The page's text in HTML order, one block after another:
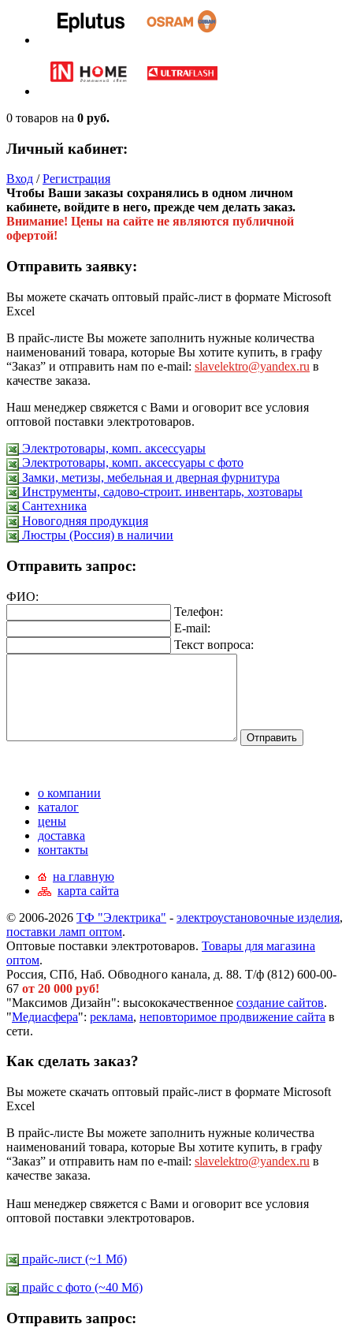
0 товаров на 0 руб.
Личный кабинет:
Вход /Регистрация
Чтобы Ваши заказы сохранялись в одном личном
кабинете, войдите в него, прежде чем делать заказ.
Внимание! Цены на сайте не являются публичной
офертой!
Отправить заявку:
Вы можете скачать оптовый прайс-лист в формате Microsoft
Excel
В прайс-листе Вы можете заполнить нужные количества
наименований товара, которые Вы хотите купить, в графу
“Заказ” и отправить нам по e-mail: slavelektro@yandex.ru в
качестве заказа.
Наш менеджер свяжется с Вами и оговорит все условия
оптовой поставки электротоваров.
Электротовары, комп. аксессуары
Электротовары, комп. аксессуары с фото
Замки, метизы, мебельная и дверная фурнитура
Инструменты, садово-строит. инвентарь, хозтовары
Сантехника
Новогодняя продукция
Люстры (Россия) в наличии
Отправить запрос:
ФИО:
Телефон:
E-mail:
Текст вопроса:
о компании
каталог
цены
доставка
контакты
на главную
карта сайта
© 2006-2026 ТФ "Электрика" - электроустановочные изделия,
поставки ламп оптом.
Оптовые поставки электротоваров. Товары для магазина
оптом.
Россия, СПб, Наб. Обводного канала, д. 88. Т/ф (812) 600-00-
67 от 20 000 руб!
"Максимов Дизайн": высококачественное создание сайтов.
"Медиасфера": реклама, неповторимое продвижение сайта в
сети.
Как сделать заказ?
Вы можете скачать оптовый прайс-лист в формате Microsoft
Excel
В прайс-листе Вы можете заполнить нужные количества
наименований товара, которые Вы хотите купить, в графу
“Заказ” и отправить нам по e-mail: slavelektro@yandex.ru в
качестве заказа.
Наш менеджер свяжется с Вами и оговорит все условия
оптовой поставки электротоваров.
прайс-лист (~1 Мб)
прайс c фото (~40 Мб)
Отправить запрос: